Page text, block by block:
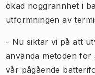
ökad noggrannhet i
utformningen av
- Nu siktar vi på att
använda metoden
vår pågående